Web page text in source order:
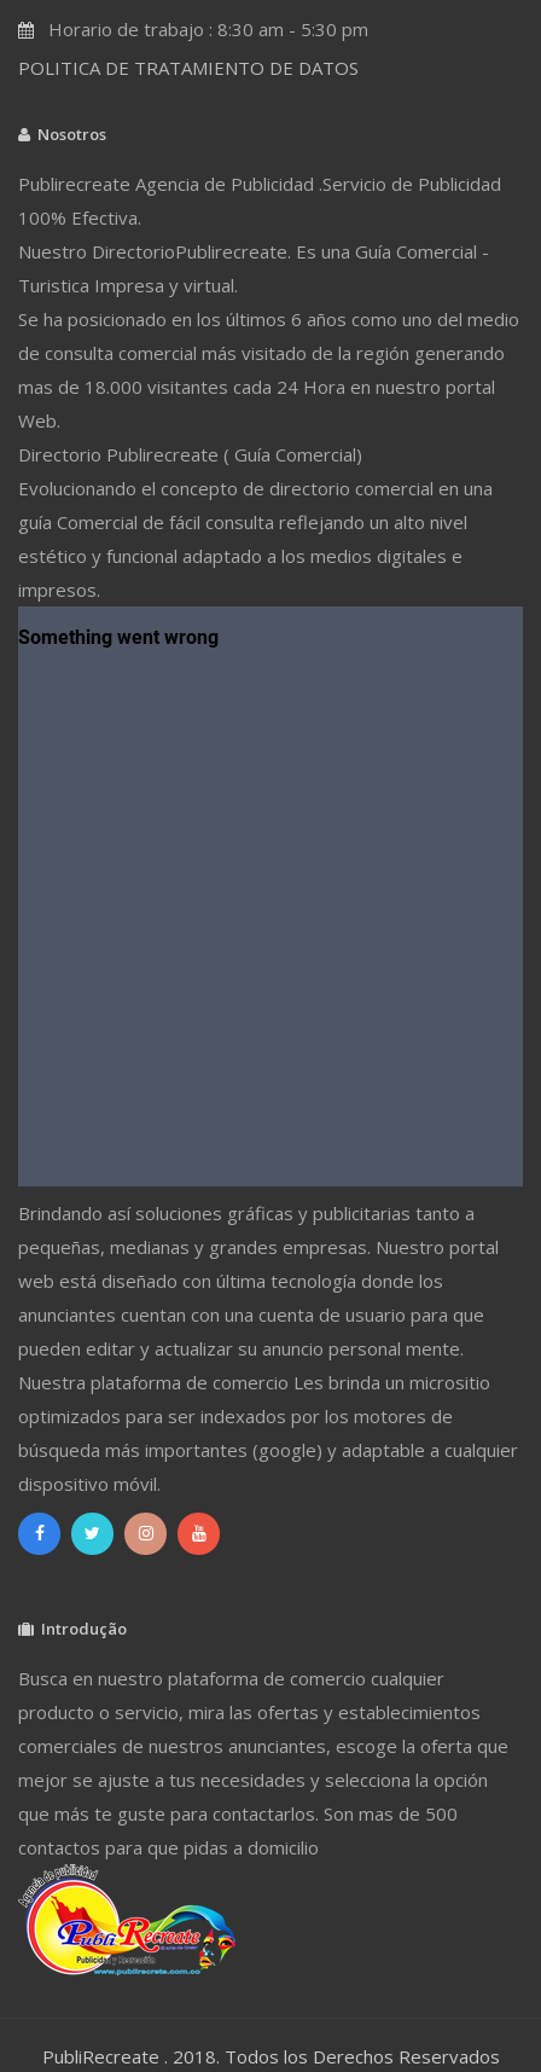
Horario de trabajo : 8:30 am - 5:30 pm
POLITICA DE TRATAMIENTO DE DATOS
Nosotros
Publirecreate Agencia de Publicidad .Servicio de Publicidad
100% Efectiva.
Nuestro DirectorioPublirecreate. Es una Guía Comercial -
Turistica Impresa y virtual.
Se ha posicionado en los últimos 6 años como uno del medio
de consulta comercial más visitado de la región generando
mas de 18.000 visitantes cada 24 Hora en nuestro portal
Web.
Directorio Publirecreate ( Guía Comercial)
Evolucionando el concepto de directorio comercial en una
guía Comercial de fácil consulta reflejando un alto nivel
estético y funcional adaptado a los medios digitales e
impresos.
Brindando así soluciones gráficas y publicitarias tanto a
pequeñas, medianas y grandes empresas. Nuestro portal
web está diseñado con última tecnología donde los
anunciantes cuentan con una cuenta de usuario para que
pueden editar y actualizar su anuncio personal mente.
Nuestra plataforma de comercio Les brinda un micrositio
optimizados para ser indexados por los motores de
búsqueda más importantes (google) y adaptable a cualquier
dispositivo móvil.
Introdução
Busca en nuestro plataforma de comercio cualquier
producto o servicio, mira las ofertas y establecimientos
comerciales de nuestros anunciantes, escoge la oferta que
mejor se ajuste a tus necesidades y selecciona la opción
que más te guste para contactarlos. Son mas de 500
contactos para que pidas a domicilio
PubliRecreate . 2018. Todos los Derechos Reservados